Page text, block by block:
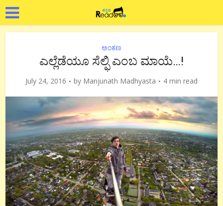
ಅಂಕಣ
ಎಲ್ಲೆಡೆಯೂ ಸೆಲ್ಫಿ ಎಂಬ ಮಾಯೆ…!
July 24, 2016 by Manjunath Madhyasta 4 min read